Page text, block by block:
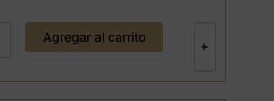
-
+
Agregar al carrito